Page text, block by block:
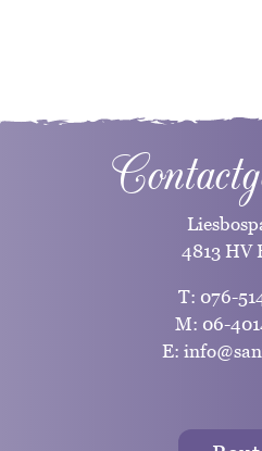
4813 HV
T: 076-
M: 06-
E: